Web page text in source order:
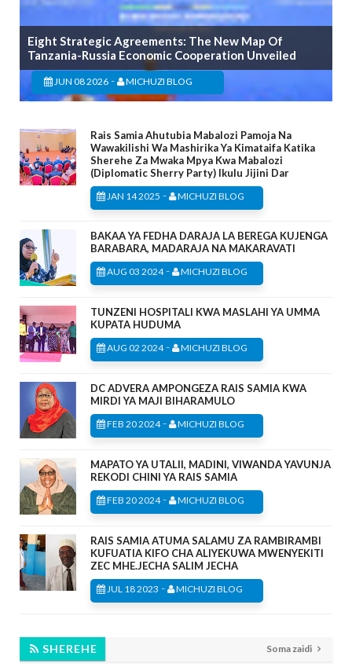
Eight Strategic Agreements: The New Map Of
Tanzania-Russia Economic Cooperation Unveiled
JUN 08 2026 - MICHUZI BLOG
Rais Samia Ahutubia Mabalozi Pamoja Na
Wawakilishi Wa Mashirika Ya Kimataifa Katika
Sherehe Za Mwaka Mpya Kwa Mabalozi
(Diplomatic Sherry Party) Ikulu Jijini Dar
JAN 14 2025 - MICHUZI BLOG
BAKAA YA FEDHA DARAJA LA BEREGA KUJENGA
BARABARA, MADARAJA NA MAKARAVATI
AUG 03 2024- MICHUZI BLOG
TUNZENI HOSPITALI KWA MASLAHI YA UMMA
KUPATA HUDUMA
AUG 02 2024- MICHUZI BLOG
DC ADVERA AMPONGEZA RAIS SAMIA KWA
MIRDI YA MAJI BIHARAMULO
FEB 20 2024- MICHUZI BLOG
MAPATO YA UTALII, MADINI, VIWANDA YAVUNJA
REKODI CHINI YA RAIS SAMIA
FEB 20 2024- MICHUZI BLOG
RAIS SAMIA ATUMA SALAMU ZA RAMBIRAMBI
KUFUATIA KIFO CHA ALIYEKUWA MWENYEKITI
ZEC MHE.JECHA SALIM JECHA
JUL 18 2023 - MICHUZI BLOG
SHEREHE Soma zaidi